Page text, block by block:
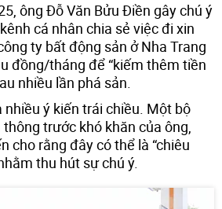
ông Đỗ Văn Bửu Điền gây chú ý
cá nhân chia sẻ việc đi xin
ty bất động sản ở Nha Trang
đồng/tháng để “kiếm thêm tiền
nhiều lần phá sản.
ý kiến trái chiều. Một bộ
trước khó khăn của ông,
cho rằng đây có thể là “chiêu
thu hút sự chú ý.